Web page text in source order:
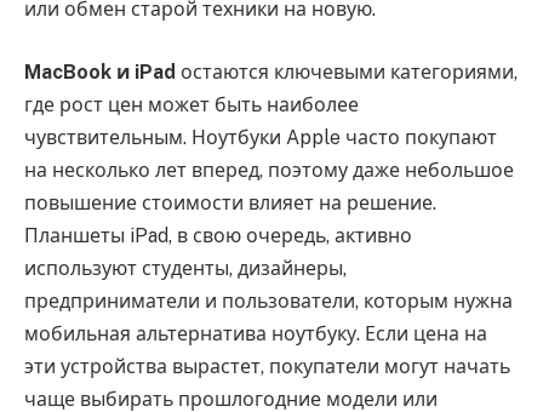
или обмен старой техники на новую.
MacBook и iPad остаются ключевыми категориями,
где рост цен может быть наиболее
чувствительным. Ноутбуки Apple часто покупают
на несколько лет вперед, поэтому даже небольшое
повышение стоимости влияет на решение.
Планшеты iPad, в свою очередь, активно
используют студенты, дизайнеры,
предприниматели и пользователи, которым нужна
мобильная альтернатива ноутбуку. Если цена на
эти устройства вырастет, покупатели могут начать
чаще выбирать прошлогодние модели или